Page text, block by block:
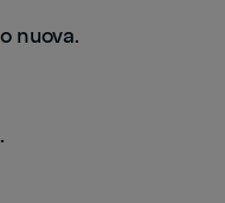
nuova.